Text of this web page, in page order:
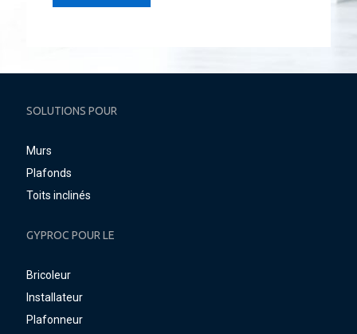
SOLUTIONS POUR
Murs
Plafonds
Toits inclinés
GYPROC POUR LE
Bricoleur
Installateur
Plafonneur